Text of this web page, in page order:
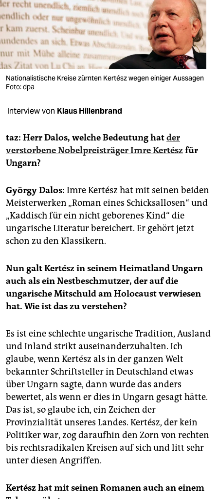
nord
wahrheit
verlag
verlag
veranstaltungen
shop
unterstützen
abo
genossenschaft
epaper login
Nationalistische Kreise zürnten Kertész wegen einiger Aussagen
Foto: dpa
Interview von Klaus Hillenbrand
taz: Herr Dalos, welche Bedeutung hatder
verstorbene Nobelpreisträger Imre Kertész für
Ungarn?
György Dalos: Imre Kertész hat mit seinen beiden
Meisterwerken „Roman eines Schicksallosen“ und
„Kaddisch für ein nicht geborenes Kind“ die
ungarische Literatur bereichert. Er gehört jetzt
schon zu den Klassikern.
Nun galt Kertész in seinem Heimatland Ungarn
auch als ein Nestbeschmutzer, der auf die
ungarische Mitschuld am Holocaust verwiesen
hat. Wie ist das zu verstehen?
Es ist eine schlechte ungarische Tradition, Ausland
und Inland strikt auseinanderzuhalten. Ich
glaube, wenn Kertész als in der ganzen Welt
bekannter Schriftsteller in Deutschland etwas
über Ungarn sagte, dann wurde das anders
bewertet, als wenn er dies in Ungarn gesagt hätte.
Das ist, so glaube ich, ein Zeichen der
Provinzialität unseres Landes. Kertész, der kein
Politiker war, zog daraufhin den Zorn von rechten
bis rechtsradikalen Kreisen auf sich und litt sehr
unter diesen Angriffen.
Kertész hat mit seinen Romanen auch an einem